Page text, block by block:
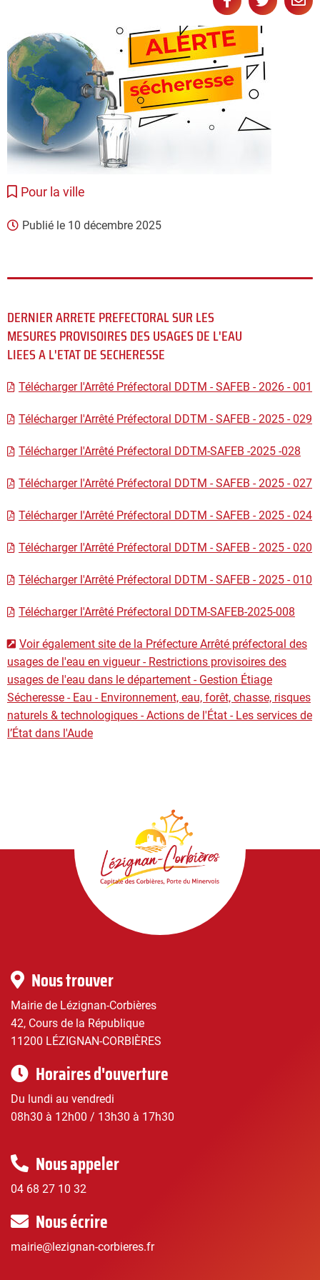
sur
Facebook
Pour la ville
Publié le 10 décembre 2025
DERNIER ARRETE PREFECTORAL SUR LES
MESURES PROVISOIRES DES USAGES DE L'EAU
LIEES A L'ETAT DE SECHERESSE
Télécharger l'Arrêté Préfectoral DDTM - SAFEB - 2026 - 001
Télécharger l'Arrêté Préfectoral DDTM - SAFEB - 2025 - 029
Télécharger l'Arrêté Préfectoral DDTM-SAFEB -2025 -028
Télécharger l'Arrêté Préfectoral DDTM - SAFEB - 2025 - 027
Télécharger l'Arrêté Préfectoral DDTM - SAFEB - 2025 - 024
Télécharger l'Arrêté Préfectoral DDTM - SAFEB - 2025 - 020
Télécharger l'Arrêté Préfectoral DDTM - SAFEB - 2025 - 010
Télécharger l'Arrêté Préfectoral DDTM-SAFEB-2025-008
Voir également site de la Préfecture Arrêté préfectoral des
usages de l'eau en vigueur - Restrictions provisoires des
usages de l'eau dans le département - Gestion Étiage
Sécheresse - Eau - Environnement, eau, forêt, chasse, risques
naturels & technologiques - Actions de l'État - Les services de
l’État dans l'Aude
Lézignan-
Infos
pratiques
Nous trouver
Mairie de Lézignan-Corbières
42, Cours de la République
11200 LÉZIGNAN-CORBIÈRES
Horaires d'ouverture
Du lundi au vendredi
08h30 à 12h00 / 13h30 à 17h30
Nous appeler
04 68 27 10 32
Nous écrire
mairie@lezignan-corbieres.fr